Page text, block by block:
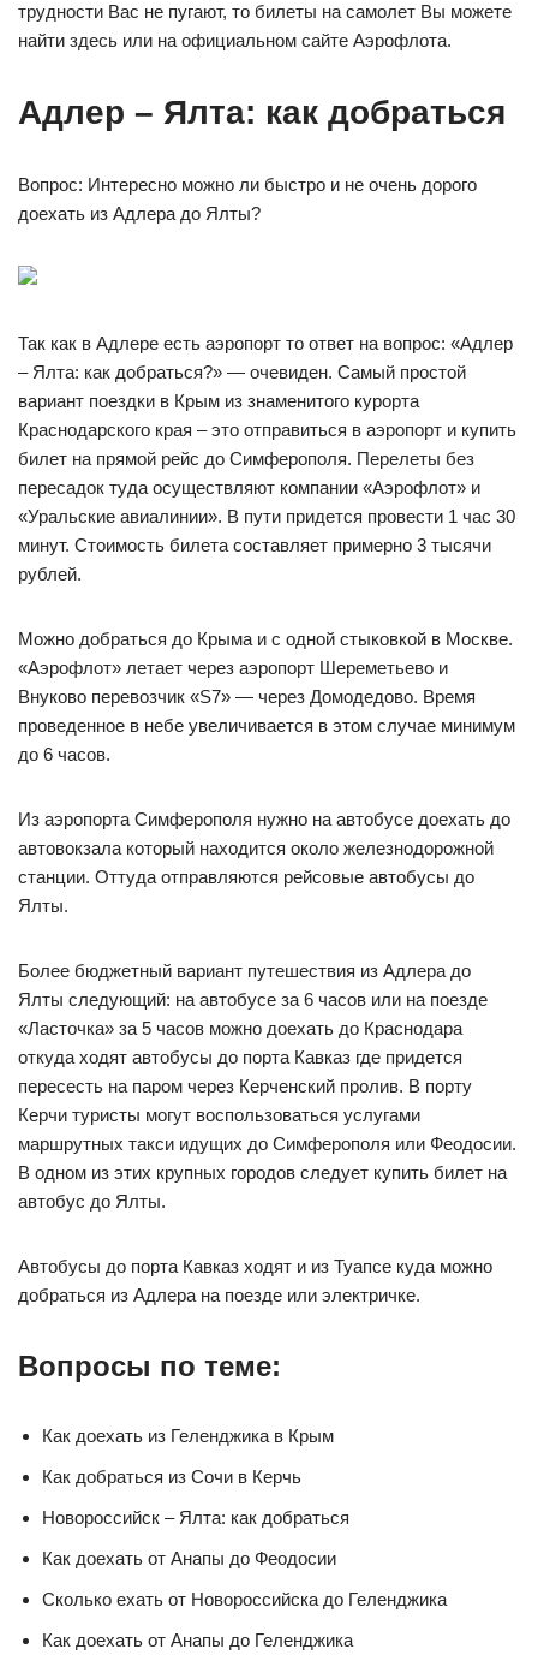
трудности Вас не пугают, то билеты на самолет Вы можете
найти здесь или на официальном сайте Аэрофлота.
Адлер – Ялта: как добраться
Вопрос: Интересно можно ли быстро и не очень дорого
доехать из Адлера до Ялты?
Так как в Адлере есть аэропорт то ответ на вопрос: «Адлер
– Ялта: как добраться?» — очевиден. Самый простой
вариант поездки в Крым из знаменитого курорта
Краснодарского края – это отправиться в аэропорт и купить
билет на прямой рейс до Симферополя. Перелеты без
пересадок туда осуществляют компании «Аэрофлот» и
«Уральские авиалинии». В пути придется провести 1 час 30
минут. Стоимость билета составляет примерно 3 тысячи
рублей.
Можно добраться до Крыма и с одной стыковкой в Москве.
«Аэрофлот» летает через аэропорт Шереметьево и
Внуково перевозчик «S7» — через Домодедово. Время
проведенное в небе увеличивается в этом случае минимум
до 6 часов.
Из аэропорта Симферополя нужно на автобусе доехать до
автовокзала который находится около железнодорожной
станции. Оттуда отправляются рейсовые автобусы до
Ялты.
Более бюджетный вариант путешествия из Адлера до
Ялты следующий: на автобусе за 6 часов или на поезде
«Ласточка» за 5 часов можно доехать до Краснодара
откуда ходят автобусы до порта Кавказ где придется
пересесть на паром через Керченский пролив. В порту
Керчи туристы могут воспользоваться услугами
маршрутных такси идущих до Симферополя или Феодосии.
В одном из этих крупных городов следует купить билет на
автобус до Ялты.
Автобусы до порта Кавказ ходят и из Туапсе куда можно
добраться из Адлера на поезде или электричке.
Вопросы по теме:
Как доехать из Геленджика в Крым
Как добраться из Сочи в Керчь
Новороссийск – Ялта: как добраться
Как доехать от Анапы до Феодосии
Сколько ехать от Новороссийска до Геленджика
Как доехать от Анапы до Геленджика